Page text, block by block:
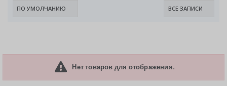
Нет товаров для отображения.